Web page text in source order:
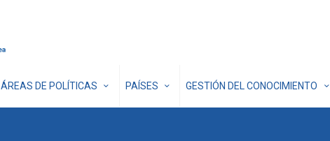
ÁREAS DE POLÍTICAS PAÍSES GESTIÓN DEL CONOCIMIENTO